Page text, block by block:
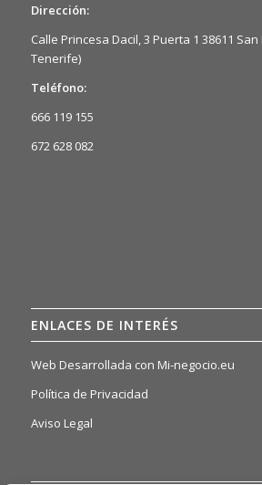
Dirección:
Calle Princesa Dacil, 3 Puerta 1 38611
Tenerife)
Teléfono:
666 119 155
672 628 082
ENLACES DE INTERÉS
Web Desarrollada con Mi-negocio.eu
Política de Privacidad
Aviso Legal